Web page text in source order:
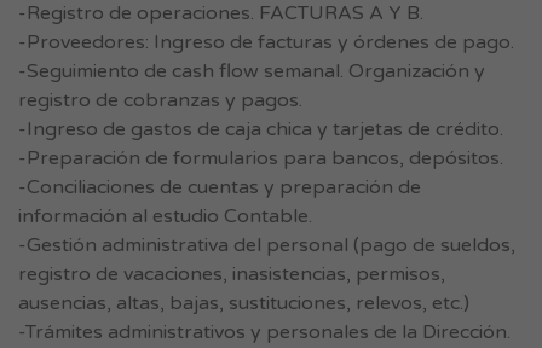
-Registro de operaciones. FACTURAS A Y B.
-Proveedores: Ingreso de facturas y órdenes de pago.
-Seguimiento de cash flow semanal. Organización y
registro de cobranzas y pagos.
-Ingreso de gastos de caja chica y tarjetas de crédito.
-Preparación de formularios para bancos, depósitos.
-Conciliaciones de cuentas y preparación de
información al estudio Contable.
-Gestión administrativa del personal (pago de sueldos,
registro de vacaciones, inasistencias, permisos,
ausencias, altas, bajas, sustituciones, relevos, etc.)
-Trámites administrativos y personales de la Dirección.